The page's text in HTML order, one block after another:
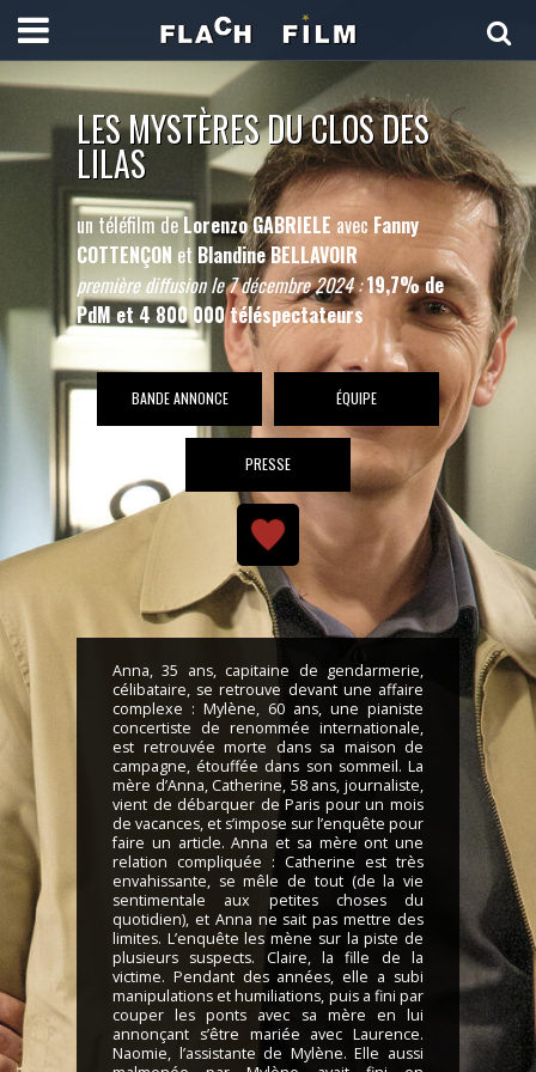
LES MYSTÈRES DU CLOS DES
LILAS
un téléfilm deLorenzo GABRIELE avec Fanny
COTTENÇON et Blandine BELLAVOIR
première diffusion le 7 décembre 2024 :19,7% de
PdM et 4 800 000 téléspectateurs
BANDE ANNONCE ÉQUIPE
PRESSE
Anna, 35 ans, capitaine de gendarmerie,
célibataire, se retrouve devant une affaire
complexe : Mylène, 60 ans, une pianiste
concertiste de renommée internationale,
est retrouvée morte dans sa maison de
campagne, étouffée dans son sommeil. La
mère d’Anna, Catherine, 58 ans, journaliste,
vient de débarquer de Paris pour un mois
de vacances, et s’impose sur l’enquête pour
faire un article. Anna et sa mère ont une
relation compliquée : Catherine est très
envahissante, se mêle de tout (de la vie
sentimentale aux petites choses du
quotidien), et Anna ne sait pas mettre des
limites. L’enquête les mène sur la piste de
plusieurs suspects. Claire, la fille de la
victime. Pendant des années, elle a subi
manipulations et humiliations, puis a fini par
couper les ponts avec sa mère en lui
annonçant s’être mariée avec Laurence.
Naomie, l’assistante de Mylène. Elle aussi